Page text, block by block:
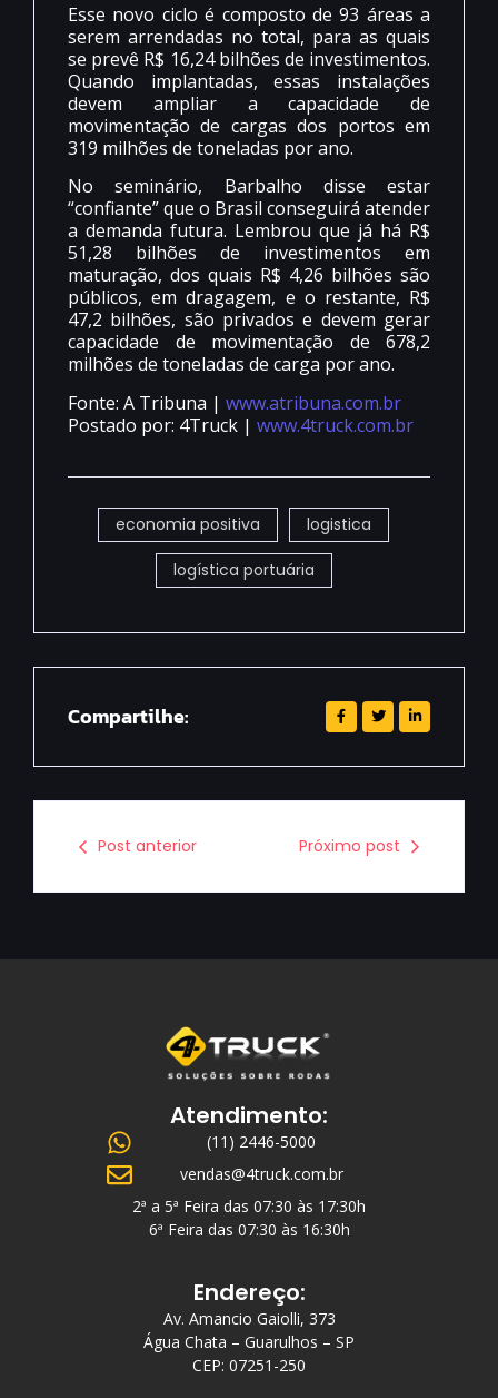
Esse novo ciclo é composto de 93 áreas a
serem arrendadas no total, para as quais
se prevê R$ 16,24 bilhões de investimentos.
Quando implantadas, essas instalações
devem ampliar a capacidade de
movimentação de cargas dos portos em
319 milhões de toneladas por ano.
No seminário, Barbalho disse estar
“confiante” que o Brasil conseguirá atender
a demanda futura. Lembrou que já há R$
51,28 bilhões de investimentos em
maturação, dos quais R$ 4,26 bilhões são
públicos, em dragagem, e o restante, R$
47,2 bilhões, são privados e devem gerar
capacidade de movimentação de 678,2
milhões de toneladas de carga por ano.
Fonte: A Tribuna | www.atribuna.com.br
Postado por: 4Truck | www.4truck.com.br
economia positiva logistica
logística portuária
Compartilhe:
Post anterior Próximo post
Atendimento:
(11) 2446-5000
vendas@4truck.com.br
2ª a 5ª Feira das 07:30 às 17:30h
6ª Feira das 07:30 às 16:30h
Endereço:
Av. Amancio Gaiolli, 373
Água Chata – Guarulhos – SP
CEP: 07251-250